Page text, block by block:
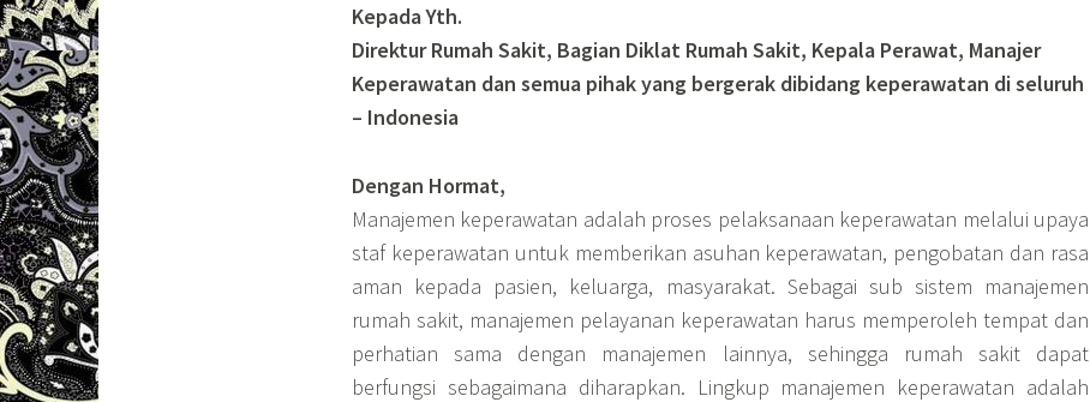
Kepada Yth.
Direktur Rumah Sakit, Bagian Diklat Rumah Sakit, Kepala Perawat, Manajer
Keperawatan dan semua pihak yang bergerak dibidang keperawatan di seluruh
– Indonesia
Dengan Hormat,
Manajemen keperawatan adalah proses pelaksanaan keperawatan melalui upaya
staf keperawatan untuk memberikan asuhan keperawatan, pengobatan dan rasa
aman kepada pasien, keluarga, masyarakat. Sebagai sub sistem manajemen
rumah sakit, manajemen pelayanan keperawatan harus memperoleh tempat dan
perhatian sama dengan manajemen lainnya, sehingga rumah sakit dapat
berfungsi sebagaimana diharapkan. Lingkup manajemen keperawatan adalah